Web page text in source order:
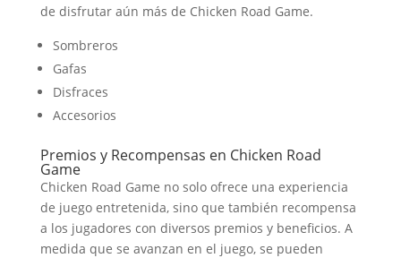
de disfrutar aún más de Chicken Road Game.
Sombreros
Gafas
Disfraces
Accesorios
Premios y Recompensas en Chicken Road
Game
Chicken Road Game no solo ofrece una experiencia
de juego entretenida, sino que también recompensa
a los jugadores con diversos premios y beneficios. A
medida que se avanzan en el juego, se pueden